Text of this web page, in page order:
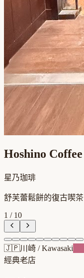
Hoshino Coffee
星乃珈琲
舒芙蕾鬆餅的復古喫茶
1 / 10
🇯🇵川崎 /Kawasaki
經典老店